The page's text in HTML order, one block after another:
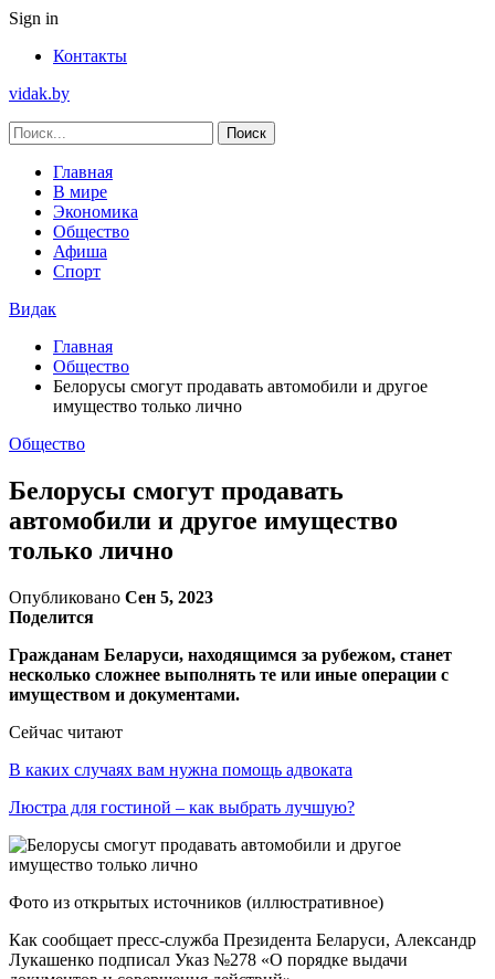
Sign in
Контакты
vidak.by
Главная
В мире
Экономика
Общество
Афиша
Спорт
Видак
Главная
Общество
Белорусы смогут продавать автомобили и другое
имущество только лично
Общество
Белорусы смогут продавать
автомобили и другое имущество
только лично
Опубликовано Сен 5, 2023
Поделится
Гражданам Беларуси, находящимся за рубежом, станет
несколько сложнее выполнять те или иные операции с
имуществом и документами.
Сейчас читают
В каких случаях вам нужна помощь адвоката
Люстра для гостиной – как выбрать лучшую?
Фото из открытых источников (иллюстративное)
Как сообщает пресс-служба Президента Беларуси, Александр
Лукашенко подписал Указ №278 «О порядке выдачи